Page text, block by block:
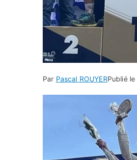
Par Pascal ROUYERPublié le